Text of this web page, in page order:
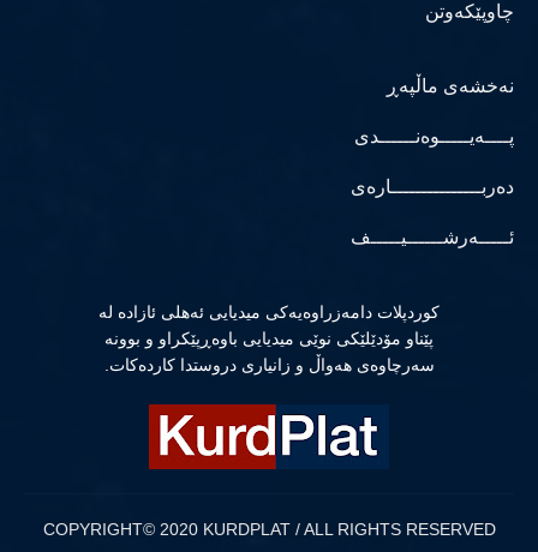
چاوپێکەوتن
نەخشەی ماڵپەڕ
پــــەیـــــوەنــــــدی
دەربـــــــــــــــارەی
ئـــــەرشــــــیـــــف
كوردپلات دامەزراوەیەكی میدیایی ئەهلی ئازادە لە
پێناو مۆدێلێكی نوێی میدیایی باوەڕپێكراو و بوونە
سەرچاوەی هەواڵ و زانیاری دروستدا كاردەكات.
COPYRIGHT© 2020 KURDPLAT / ALL RIGHTS RESERVED